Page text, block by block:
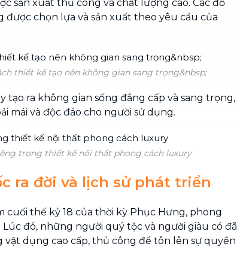
sản xuất thủ công và chất lượng cao. Các đồ
được chọn lựa và sản xuất theo yêu cầu của
thiết kế tạo nên không gian sang trọng&nbsp;
tạo ra không gian sống đẳng cấp và sang trọng,
mái và độc đáo cho người sử dụng.
trong thiết kế nội thất phong cách luxury
ra đời và lịch sử phát triển
cuối thế kỷ 18 của thời kỳ Phục Hưng, phong
Lúc đó, những người quý tộc và người giàu có đã
vật dụng cao cấp, thủ công để tôn lên sự quyền